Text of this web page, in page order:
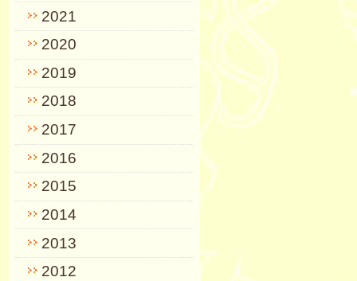
2021
2020
2019
2018
2017
2016
2015
2014
2013
2012